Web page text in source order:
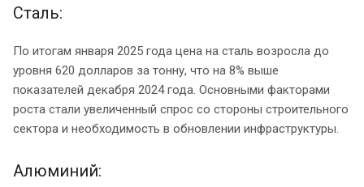
Сталь:
По итогам января 2025 года цена на сталь возросла до
уровня 620 долларов за тонну, что на 8% выше
показателей декабря 2024 года. Основными факторами
роста стали увеличенный спрос со стороны строительного
сектора и необходимость в обновлении инфраструктуры.
Алюминий: